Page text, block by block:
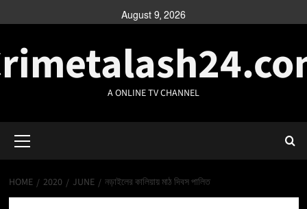
August 9, 2026
A ONLINE TV CHANNEL
HOME 2020 JUNE নড়াইলের কালিয়ায় মাঠ দিবস পালিত